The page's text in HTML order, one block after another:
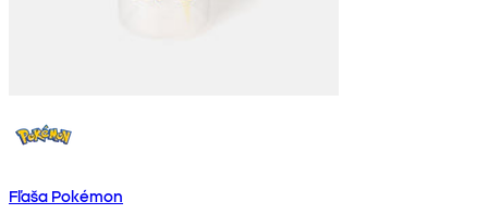
Fľaša Pokémon